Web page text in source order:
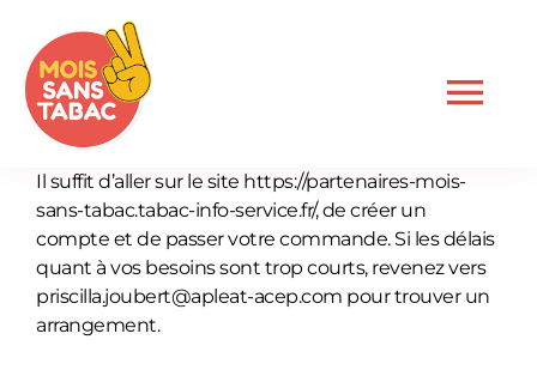
contenu
à
Accueil
Le dispositif
Je suis professionnel
Il suffit d’aller sur le site https://partenaires-mois-
sans-tabac.tabac-info-service.fr/, de créer un
compte et de passer votre commande. Si les délais
quant à vos besoins sont trop courts, revenez vers
priscilla.joubert@apleat-acep.com pour trouver un
arrangement.